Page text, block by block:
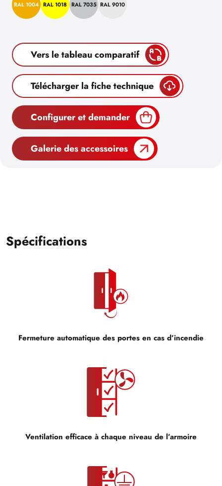
RAL 1004 RAL 1018 RAL 7035 RAL 9010
Vers le tableau comparatif
Télécharger la fiche technique
Configurer et demander
Galerie des accessoires
Spécifications
Fermeture automatique des portes en cas d’incendie
Ventilation efficace à chaque niveau de l’armoire